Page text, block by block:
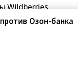
Wildberries
Озон-банка